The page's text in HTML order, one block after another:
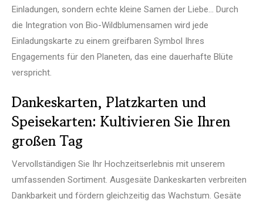
Einladungen, sondern echte kleine Samen der Liebe... Durch
die Integration von Bio-Wildblumensamen wird jede
Einladungskarte zu einem greifbaren Symbol Ihres
Engagements für den Planeten, das eine dauerhafte Blüte
verspricht.
Dankeskarten, Platzkarten und
Speisekarten: Kultivieren Sie Ihren
großen Tag
Vervollständigen Sie Ihr Hochzeitserlebnis mit unserem
umfassenden Sortiment. Ausgesäte Dankeskarten verbreiten
Dankbarkeit und fördern gleichzeitig das Wachstum. Gesäte